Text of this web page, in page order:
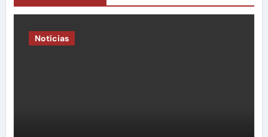
Notícias